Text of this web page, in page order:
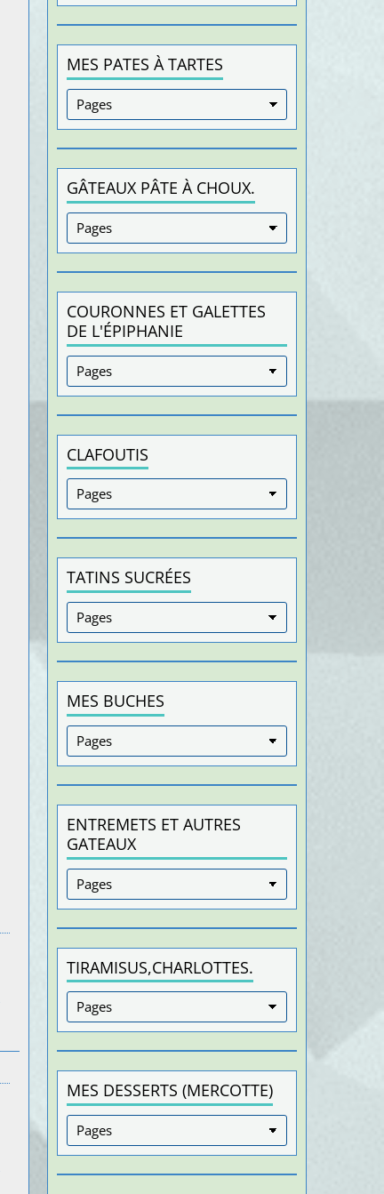
MES PATES À TARTES
GÂTEAUX PÂTE À CHOUX.
COURONNES ET GALETTES
DE L'ÉPIPHANIE
CLAFOUTIS
TATINS SUCRÉES
MES BUCHES
ENTREMETS ET AUTRES
GATEAUX
TIRAMISUS,CHARLOTTES.
MES DESSERTS (MERCOTTE)